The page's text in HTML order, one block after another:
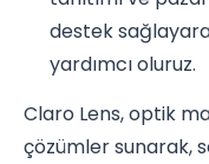
destek
yardımcı oluruz.
Claro Lens, optik
çözümler sunarak,